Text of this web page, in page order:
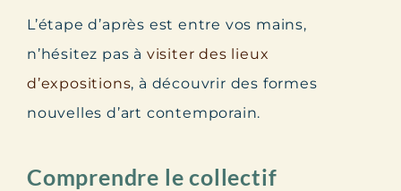
L’étape d’après est entre vos mains,
n’hésitez pas à visiter des lieux
d’expositions, à découvrir des formes
nouvelles d’art contemporain.
Comprendre le collectif